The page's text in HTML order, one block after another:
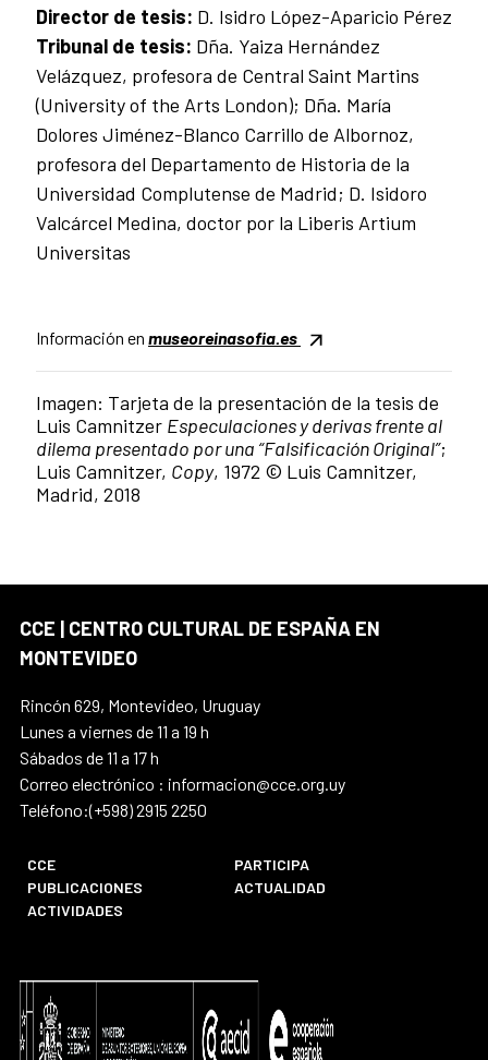
Director de tesis: D. Isidro López-Aparicio Pérez
Tribunal de tesis: Dña. Yaiza Hernández
Velázquez, profesora de Central Saint Martins
(University of the Arts London); Dña. María
Dolores Jiménez-Blanco Carrillo de Albornoz,
profesora del Departamento de Historia de la
Universidad Complutense de Madrid; D. Isidoro
Valcárcel Medina, doctor por la Liberis Artium
Universitas
Información en museoreinasofia.es
Imagen: Tarjeta de la presentación de la tesis de
Luis Camnitzer Especulaciones y derivas frente al
dilema presentado por una “Falsificación Original”;
Luis Camnitzer, Copy, 1972 © Luis Camnitzer,
Madrid, 2018
CCE | CENTRO CULTURAL DE ESPAÑA EN
MONTEVIDEO
Rincón 629, Montevideo, Uruguay
Lunes a viernes de 11 a 19 h
Sábados de 11 a 17 h
Correo electrónico : informacion@cce.org.uy
Teléfono:(+598) 2915 2250
CCE
PARTICIPA
PUBLICACIONES
ACTUALIDAD
ACTIVIDADES